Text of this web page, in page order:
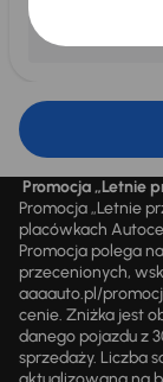
Promocja „Letnie
Promocja „Letnie
placówkach
Promocja polega
przecenionych,
aaaauto.pl/
cenie. Zniżka jest
danego pojazdu z
sprzedaży. Liczba